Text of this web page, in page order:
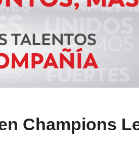
Champions